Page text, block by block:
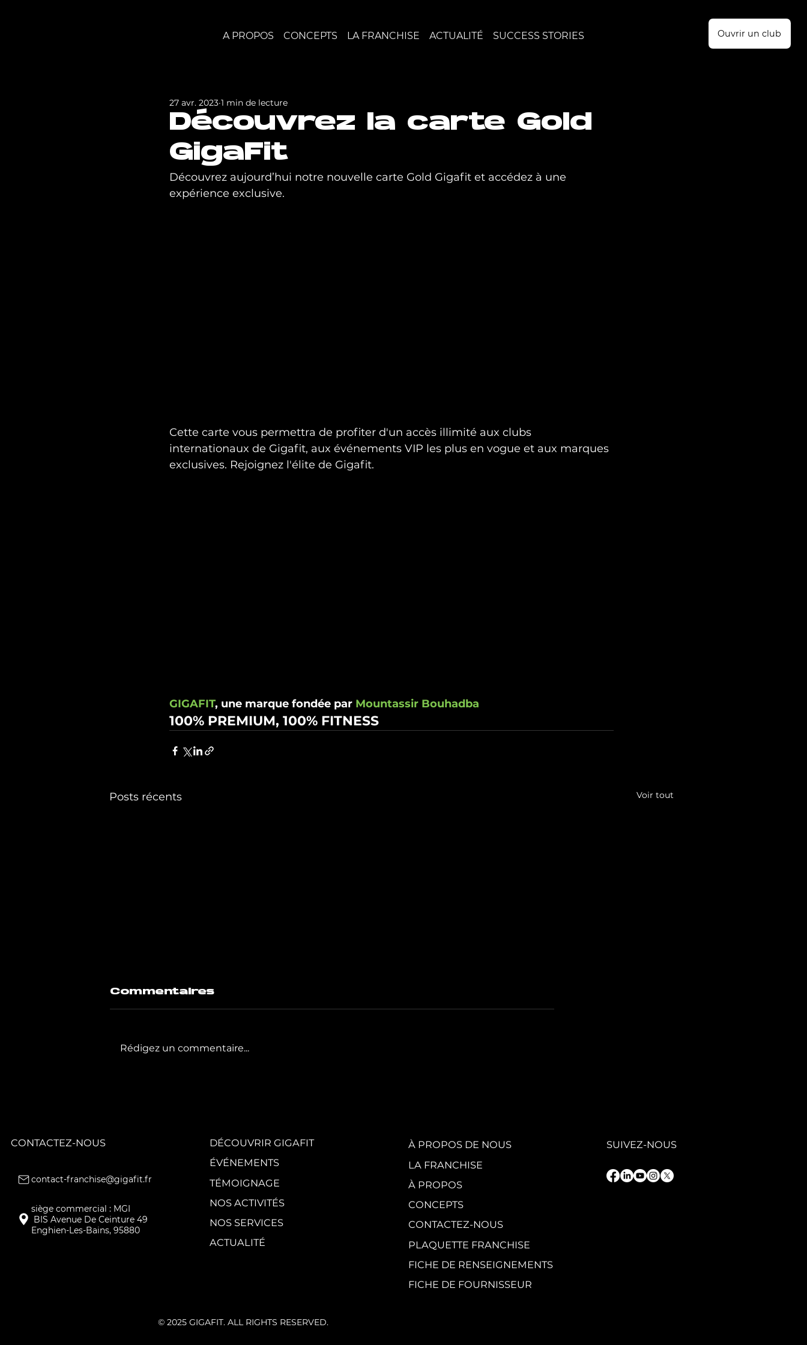
A PROPOS CONCEPTS LA FRANCHISE ACTUALITÉ SUCCESS STORIES Ouvrir un club
Découvrez la carte Gold
GigaFit
27 avr. 2023 1 min de lecture
Découvrez aujourd’hui notre nouvelle carte Gold Gigafit et accédez à une
expérience exclusive.
Cette carte vous permettra de profiter d'un accès illimité aux clubs
internationaux de Gigafit, aux événements VIP les plus en vogue et aux marques
exclusives. Rejoignez l'élite de Gigafit.
GIGAFIT, une marque fondée par Mountassir Bouhadba
100% PREMIUM, 100% FITNESS
Posts récents Voir tout
nouveaux clubs.
Commentaires
Rédigez un commentaire...
DÉCOUVRIR GIGAFIT
ÉVÉNEMENTS
TÉMOIGNAGE
NOS ACTIVITÉS
NOS SERVICES
ACTUALITÉ
CONTACTEZ-NOUS
contact-franchise@gigafit.fr
Enghien-Les-Bains, 95880
À PROPOS DE NOUS
LA FRANCHISE
À PROPOS
CONCEPTS
CONTACTEZ-NOUS
PLAQUETTE FRANCHISE
FICHE DE RENSEIGNEMENTS
FICHE DE FOURNISSEUR
SUIVEZ-NOUS
© 2025 GIGAFIT. ALL RIGHTS RESERVED.